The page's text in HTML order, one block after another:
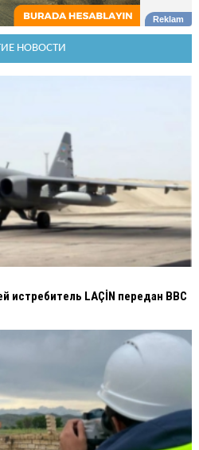
НОВОСТИ
истребитель LAÇİN передан ВВС